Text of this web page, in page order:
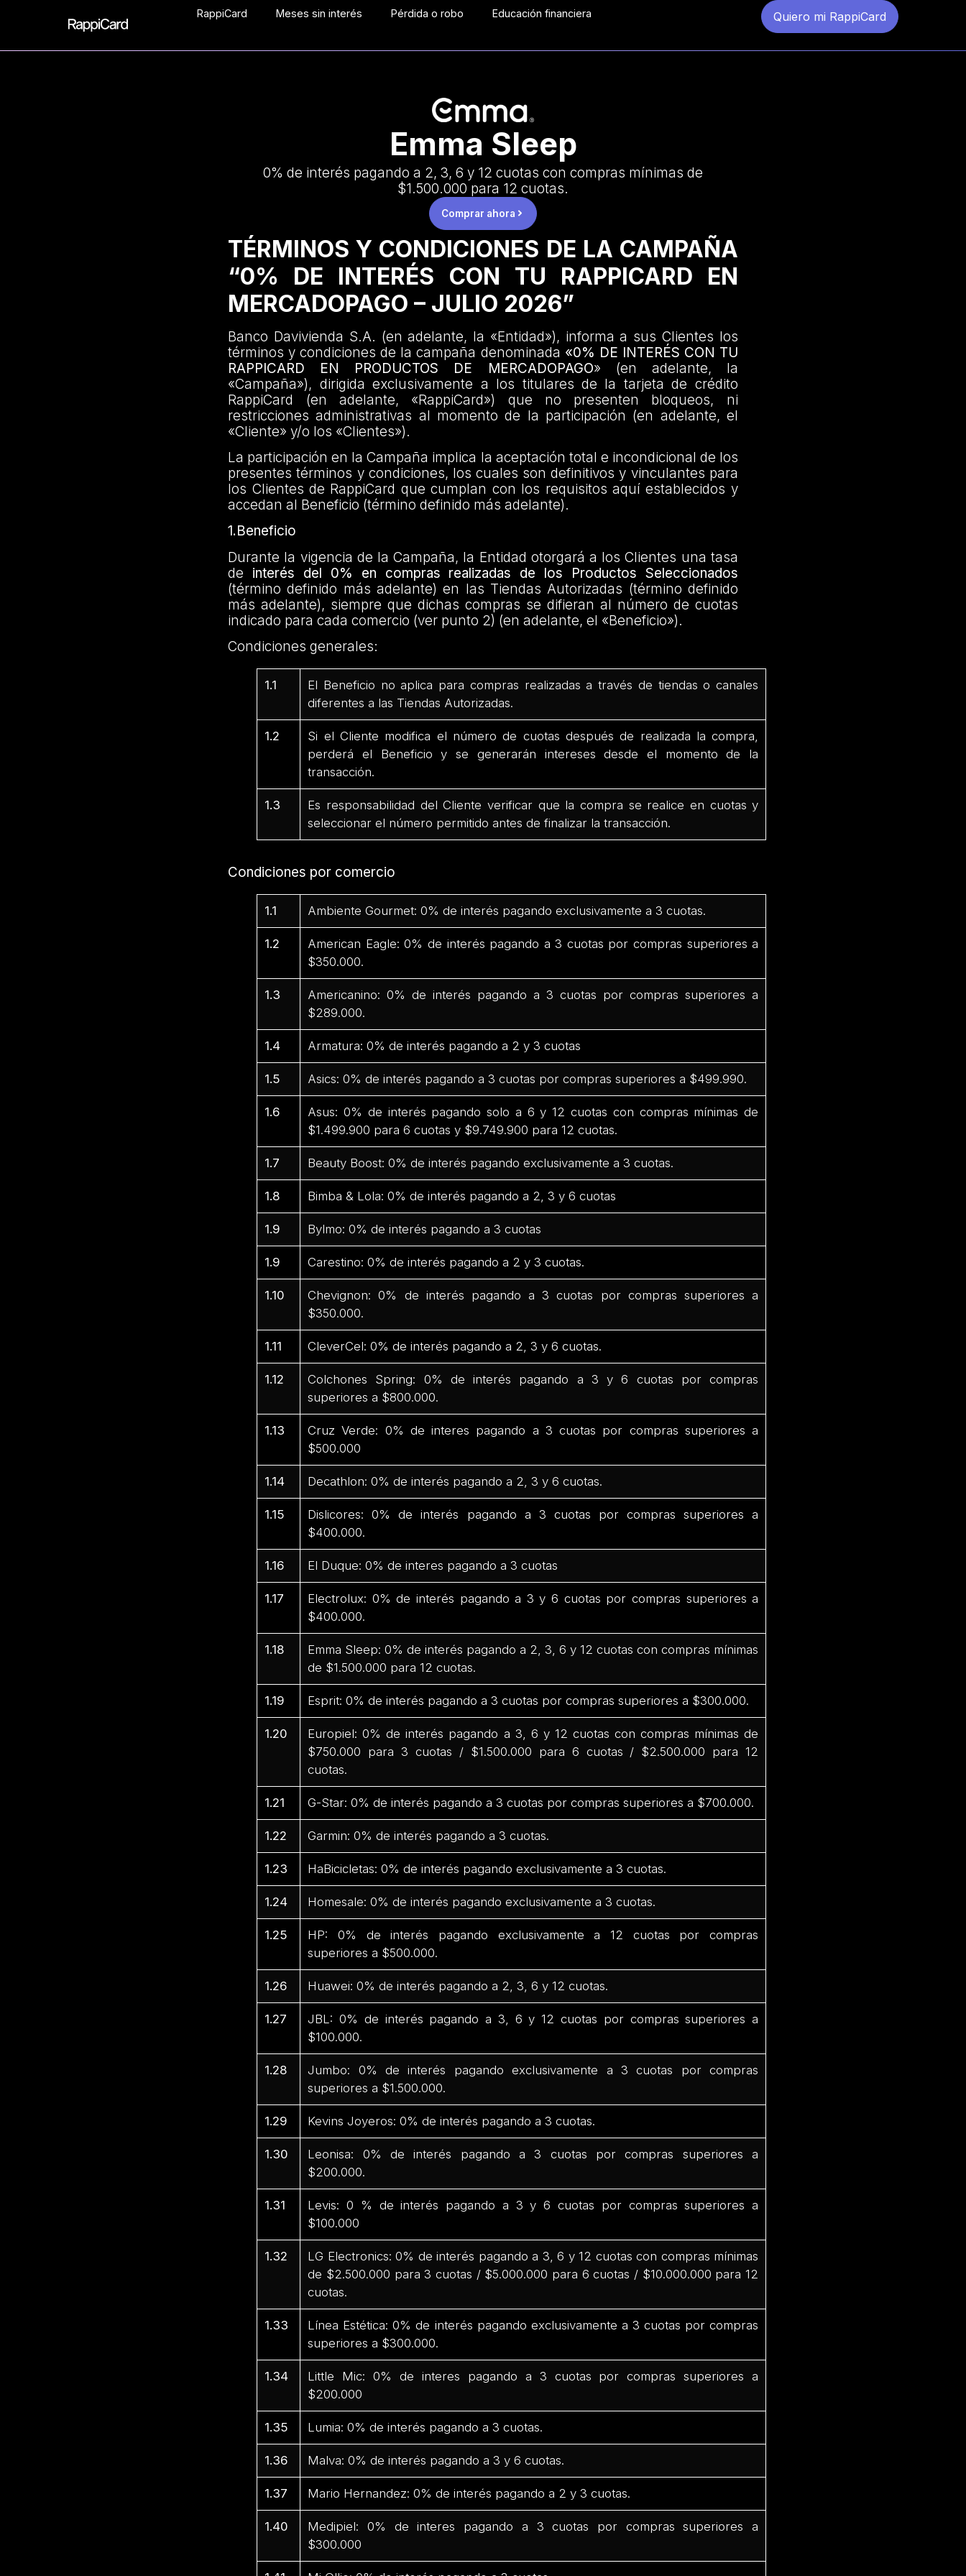
RappiCard Meses sin interés Pérdida o robo Educación financiera Quiero mi RappiCard
Emma Sleep
0% de interés pagando a 2, 3, 6 y 12 cuotas con compras mínimas de
$1.500.000 para 12 cuotas.
Comprar ahora
TÉRMINOS Y CONDICIONES DE LA CAMPAÑA
“0% DE INTERÉS CON TU RAPPICARD EN
MERCADOPAGO – JULIO 2026”
Banco Davivienda S.A. (en adelante, la «Entidad»), informa a sus Clientes los
términos y condiciones de la campaña denominada «0% DE INTERÉS CON TU
RAPPICARD EN PRODUCTOS DE MERCADOPAGO» (en adelante, la
«Campaña»), dirigida exclusivamente a los titulares de la tarjeta de crédito
RappiCard (en adelante, «RappiCard») que no presenten bloqueos, ni
restricciones administrativas al momento de la participación (en adelante, el
«Cliente» y/o los «Clientes»).
La participación en la Campaña implica la aceptación total e incondicional de los
presentes términos y condiciones, los cuales son definitivos y vinculantes para
los Clientes de RappiCard que cumplan con los requisitos aquí establecidos y
accedan al Beneficio (término definido más adelante).
1.Beneficio
Durante la vigencia de la Campaña, la Entidad otorgará a los Clientes una tasa
de interés del 0% en compras realizadas de los Productos Seleccionados
(término definido más adelante) en las Tiendas Autorizadas (término definido
más adelante), siempre que dichas compras se difieran al número de cuotas
indicado para cada comercio (ver punto 2) (en adelante, el «Beneficio»).
Condiciones generales:
1.1
El Beneficio no aplica para compras realizadas a través de tiendas o canales
diferentes a las Tiendas Autorizadas.
1.2
Si el Cliente modifica el número de cuotas después de realizada la compra,
perderá el Beneficio y se generarán intereses desde el momento de la
transacción.
1.3
Es responsabilidad del Cliente verificar que la compra se realice en cuotas y
seleccionar el número permitido antes de finalizar la transacción.
Condiciones por comercio
1.1 Ambiente Gourmet: 0% de interés pagando exclusivamente a 3 cuotas.
1.2
American Eagle: 0% de interés pagando a 3 cuotas por compras superiores a
$350.000.
1.3
Americanino: 0% de interés pagando a 3 cuotas por compras superiores a
$289.000.
1.4 Armatura: 0% de interés pagando a 2 y 3 cuotas
1.5 Asics: 0% de interés pagando a 3 cuotas por compras superiores a $499.990.
1.6
Asus: 0% de interés pagando solo a 6 y 12 cuotas con compras mínimas de
$1.499.900 para 6 cuotas y $9.749.900 para 12 cuotas.
1.7 Beauty Boost: 0% de interés pagando exclusivamente a 3 cuotas.
1.8 Bimba & Lola: 0% de interés pagando a 2, 3 y 6 cuotas
1.9 Bylmo: 0% de interés pagando a 3 cuotas
1.9 Carestino: 0% de interés pagando a 2 y 3 cuotas.
1.10
Chevignon: 0% de interés pagando a 3 cuotas por compras superiores a
$350.000.
1.11 CleverCel: 0% de interés pagando a 2, 3 y 6 cuotas.
1.12
Colchones Spring: 0% de interés pagando a 3 y 6 cuotas por compras
superiores a $800.000.
1.13
Cruz Verde: 0% de interes pagando a 3 cuotas por compras superiores a
$500.000
1.14 Decathlon: 0% de interés pagando a 2, 3 y 6 cuotas.
1.15
Dislicores: 0% de interés pagando a 3 cuotas por compras superiores a
$400.000.
1.16 El Duque: 0% de interes pagando a 3 cuotas
1.17
Electrolux: 0% de interés pagando a 3 y 6 cuotas por compras superiores a
$400.000.
1.18
Emma Sleep: 0% de interés pagando a 2, 3, 6 y 12 cuotas con compras mínimas
de $1.500.000 para 12 cuotas.
1.19 Esprit: 0% de interés pagando a 3 cuotas por compras superiores a $300.000.
1.20
Europiel: 0% de interés pagando a 3, 6 y 12 cuotas con compras mínimas de
$750.000 para 3 cuotas / $1.500.000 para 6 cuotas / $2.500.000 para 12
cuotas.
1.21 G-Star: 0% de interés pagando a 3 cuotas por compras superiores a $700.000.
1.22 Garmin: 0% de interés pagando a 3 cuotas.
1.23 HaBicicletas: 0% de interés pagando exclusivamente a 3 cuotas.
1.24 Homesale: 0% de interés pagando exclusivamente a 3 cuotas.
1.25
HP: 0% de interés pagando exclusivamente a 12 cuotas por compras
superiores a $500.000.
1.26 Huawei: 0% de interés pagando a 2, 3, 6 y 12 cuotas.
1.27
JBL: 0% de interés pagando a 3, 6 y 12 cuotas por compras superiores a
$100.000.
1.28
Jumbo: 0% de interés pagando exclusivamente a 3 cuotas por compras
superiores a $1.500.000.
1.29 Kevins Joyeros: 0% de interés pagando a 3 cuotas.
1.30
Leonisa: 0% de interés pagando a 3 cuotas por compras superiores a
$200.000.
1.31
Levis: 0 % de interés pagando a 3 y 6 cuotas por compras superiores a
$100.000
1.32
LG Electronics: 0% de interés pagando a 3, 6 y 12 cuotas con compras mínimas
de $2.500.000 para 3 cuotas / $5.000.000 para 6 cuotas / $10.000.000 para 12
cuotas.
1.33
Línea Estética: 0% de interés pagando exclusivamente a 3 cuotas por compras
superiores a $300.000.
1.34
Little Mic: 0% de interes pagando a 3 cuotas por compras superiores a
$200.000
1.35 Lumia: 0% de interés pagando a 3 cuotas.
1.36 Malva: 0% de interés pagando a 3 y 6 cuotas.
1.37 Mario Hernandez: 0% de interés pagando a 2 y 3 cuotas.
1.40
Medipiel: 0% de interes pagando a 3 cuotas por compras superiores a
$300.000